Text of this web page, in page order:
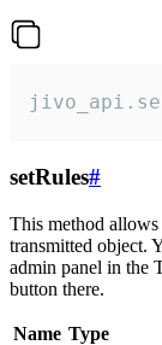
setRules#
This method
transmitted object.
admin panel in the
button there.
Name Type